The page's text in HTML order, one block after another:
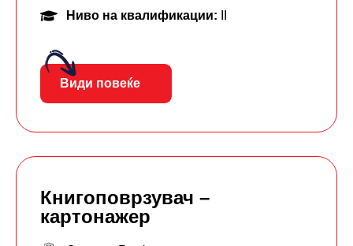
Ниво на квалификации:
Види повеќе
Книгоповрзувач –
картонажер